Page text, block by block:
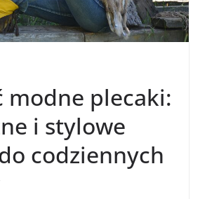
modne plecaki:
i stylowe
codziennych